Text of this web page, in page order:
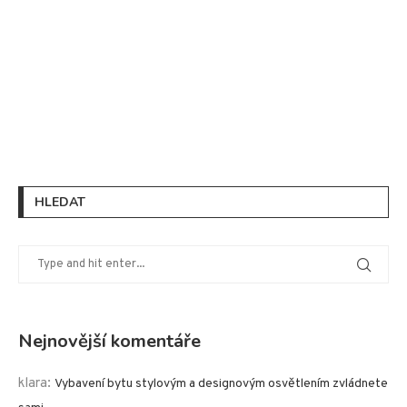
HLEDAT
Nejnovější komentáře
klara: Vybavení bytu stylovým a designovým osvětlením zvládnete